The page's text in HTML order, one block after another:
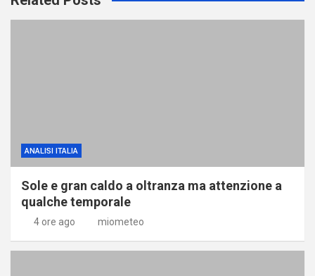
ANALISI ITALIA
Sole e gran caldo a oltranza ma attenzione a
qualche temporale
4 ore ago miometeo